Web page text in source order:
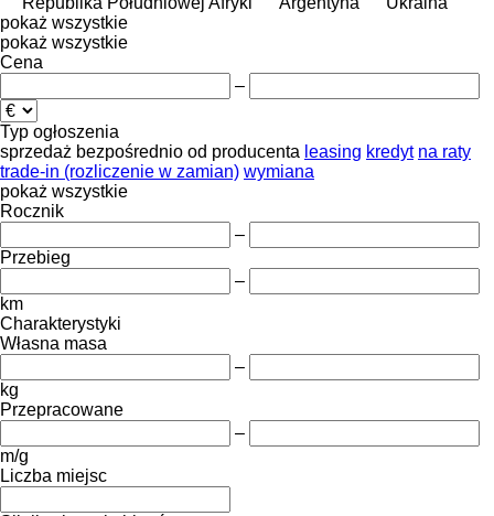
pokaż wszystkie
pokaż wszystkie
Cena
–
Typ ogłoszenia
sprzedaż bezpośrednio od producenta leasing kredyt na raty
trade-in (rozliczenie w zamian) wymiana
pokaż wszystkie
Rocznik
–
Przebieg
–
km
Charakterystyki
Własna masa
–
kg
Przepracowane
–
m/g
Liczba miejsc